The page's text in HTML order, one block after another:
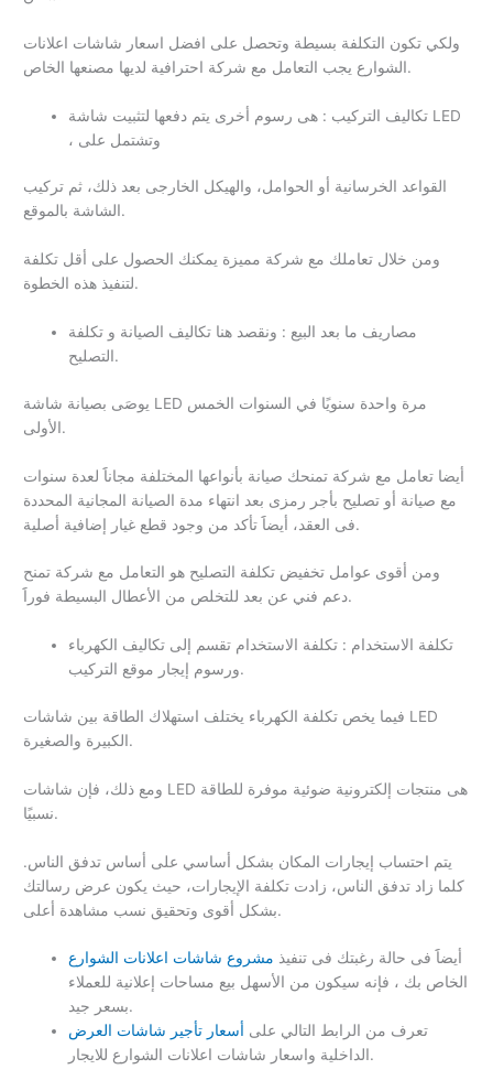
ولكي تكون التكلفة بسيطة وتحصل على افضل اسعار شاشات اعلانات
الشوارع يجب التعامل مع شركة احترافية لديها مصنعها الخاص.
تكاليف التركيب : هى رسوم أخرى يتم دفعها لتثبيت شاشة LED
، وتشتمل على
القواعد الخرسانية أو الحوامل، والهيكل الخارجى بعد ذلك، ثم تركيب
الشاشة بالموقع.
ومن خلال تعاملك مع شركة مميزة يمكنك الحصول على أقل تكلفة
لتنفيذ هذه الخطوة.
مصاريف ما بعد البيع : ونقصد هنا تكاليف الصيانة و تكلفة
التصليح.
يوصَى بصيانة شاشة LED مرة واحدة سنويًا في السنوات الخمس
الأولى.
أيضا تعامل مع شركة تمنحك صيانة بأنواعها المختلفة مجاناََ لعدة سنوات
مع صيانة أو تصليح بأجر رمزى بعد انتهاء مدة الصيانة المجانية المحددة
فى العقد، أيضاََ تأكد من وجود قطع غيار إضافية أصلية.
ومن أقوى عوامل تخفيض تكلفة التصليح هو التعامل مع شركة تمنح
دعم فني عن بعد للتخلص من الأعطال البسيطة فوراََ.
تكلفة الاستخدام : تكلفة الاستخدام تقسم إلى تكاليف الكهرباء
ورسوم إيجار موقع التركيب.
فيما يخص تكلفة الكهرباء يختلف استهلاك الطاقة بين شاشات LED
الكبيرة والصغيرة.
ومع ذلك، فإن شاشات LED هى منتجات إلكترونية ضوئية موفرة للطاقة
نسبيًا.
يتم احتساب إيجارات المكان بشكل أساسي على أساس تدفق الناس.
كلما زاد تدفق الناس، زادت تكلفة الإيجارات، حيث يكون عرض رسالتك
بشكل أقوى وتحقيق نسب مشاهدة أعلى.
أيضاََ فى حالة رغبتك فى تنفيذ مشروع شاشات اعلانات الشوارع
الخاص بك ، فإنه سيكون من الأسهل بيع مساحات إعلانية للعملاء
بسعر جيد.
تعرف من الرابط التالي على أسعار تأجير شاشات العرض
الداخلية واسعار شاشات اعلانات الشوارع للايجار.